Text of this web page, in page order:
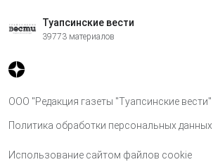
Туапсинские вести
39773 материалов
ООО "Редакция газеты "Туапсинские вести"
Политика обработки персональных данных
Использование сайтом файлов cookie